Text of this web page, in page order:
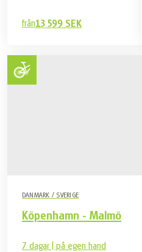
från13 599 SEK
DANMARK / SVERIGE
Köpenhamn - Malmö
7 dagar | på egen hand